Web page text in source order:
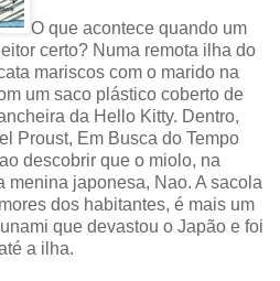
O que acontece quando um
certo? Numa remota ilha do
mariscos com o marido na
um saco plástico coberto de
da Hello Kitty. Dentro,
Proust, Em Busca do Tempo
descobrir que o miolo, na
menina japonesa, Nao. A sacola
dos habitantes, é mais um
que devastou o Japão e foi
a ilha.